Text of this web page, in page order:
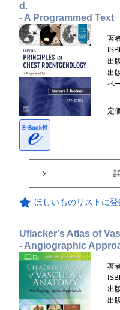
d.
- A Programmed Text
著
出
出
ペ
定
ほしいものリストに登
Uflacker's Atlas of
- Angiographic
著
出
出